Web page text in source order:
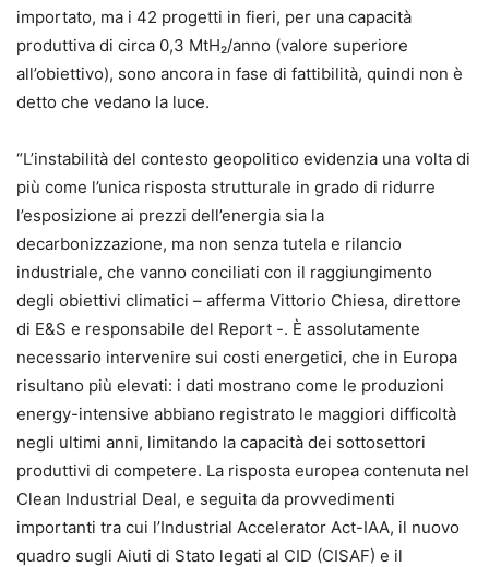
importato, ma i 42 progetti in fieri, per una capacità
produttiva di circa 0,3 MtH₂/anno (valore superiore
all’obiettivo), sono ancora in fase di fattibilità, quindi non è
detto che vedano la luce.
“L’instabilità del contesto geopolitico evidenzia una volta di
più come l’unica risposta strutturale in grado di ridurre
l’esposizione ai prezzi dell’energia sia la
decarbonizzazione, ma non senza tutela e rilancio
industriale, che vanno conciliati con il raggiungimento
degli obiettivi climatici – afferma Vittorio Chiesa, direttore
di E&S e responsabile del Report -. È assolutamente
necessario intervenire sui costi energetici, che in Europa
risultano più elevati: i dati mostrano come le produzioni
energy-intensive abbiano registrato le maggiori difficoltà
negli ultimi anni, limitando la capacità dei sottosettori
produttivi di competere. La risposta europea contenuta nel
Clean Industrial Deal, e seguita da provvedimenti
importanti tra cui l’Industrial Accelerator Act-IAA, il nuovo
quadro sugli Aiuti di Stato legati al CID (CISAF) e il